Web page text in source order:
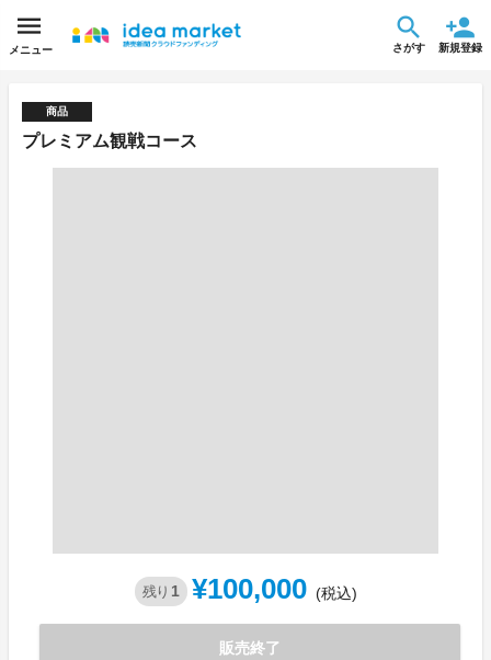
メニュー さがす 新規登録
商品
プレミアム観戦コース
残り 1 ¥100,000 (税込)
販売終了